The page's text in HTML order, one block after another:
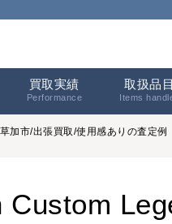
買取実績
Performance
取扱品目
Items
市/出張買取/使用感ありの査定例